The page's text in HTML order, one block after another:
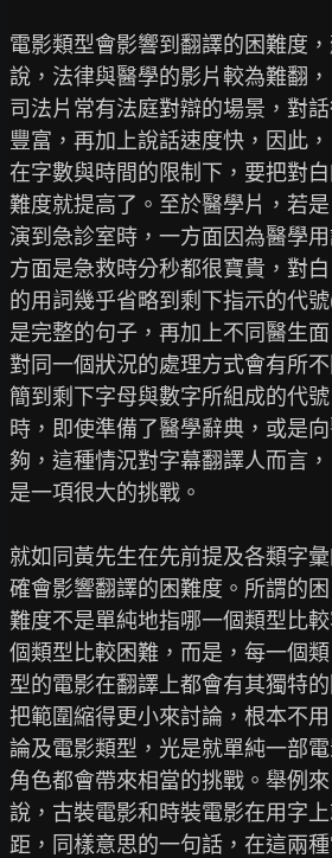
電影類型會影響到翻譯的困難度
說，法律與醫學的影片較為難翻，
司法片常有法庭對辯的場景，對
豐富，再加上說話速度快，因此，
在字數與時間的限制下，要把對
難度就提高了。至於醫學片，若是
演到急診室時，一方面因為醫學
方面是急救時分秒都很寶貴，對白
的用詞幾乎省略到剩下指示的代
是完整的句子，再加上不同醫生面
對同一個狀況的處理方式會有所
簡到剩下字母與數字所組成的代號
時，即使準備了醫學辭典，或是
夠，這種情況對字幕翻譯人而言，
是一項很大的挑戰。
就如同黃先生在先前提及各類字
確會影響翻譯的困難度。所謂的困
難度不是單純地指哪一個類型比
個類型比較困難，而是，每一個類
型的電影在翻譯上都會有其獨特
把範圍縮得更小來討論，根本不用
論及電影類型，光是就單純一部
角色都會帶來相當的挑戰。舉例來
說，古裝電影和時裝電影在用字
距，同樣意思的一句話，在這兩